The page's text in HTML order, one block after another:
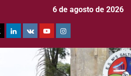
6 de agosto de 2026